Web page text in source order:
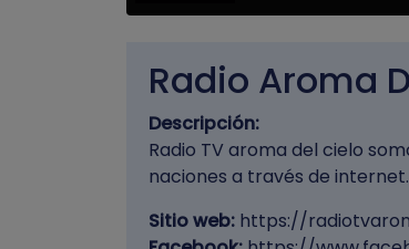
Radio Aroma
Descripción:
Radio TV aroma del cielo
naciones a través de internet.
Sitio web: https://